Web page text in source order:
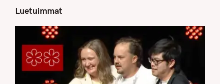
Luetuimmat
S
e
a